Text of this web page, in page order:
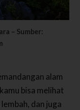
– Sumber:
alam
bisa melihat
dan juga